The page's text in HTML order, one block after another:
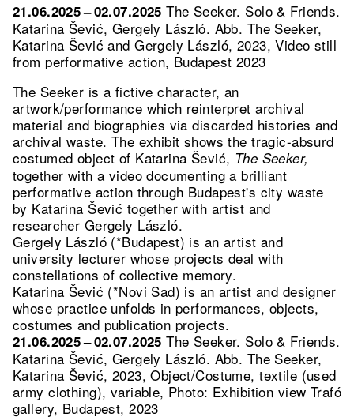
21.06.2025 – 02.07.2025The Seeker. Solo & Friends.
Katarina Šević, Gergely László. Abb. The Seeker,
Katarina Šević and Gergely László, 2023, Video still
from performative action, Budapest 2023
The Seeker is a fictive character, an
artwork/performance which reinterpret archival
material and biographies via discarded histories and
archival waste. The exhibit shows the tragic-absurd
costumed object of Katarina Šević, The Seeker,
together with a video documenting a brilliant
performative action through Budapest's city waste
by Katarina Šević together with artist and
researcher Gergely László.
Gergely László (*Budapest) is an artist and
university lecturer whose projects deal with
constellations of collective memory.
Katarina Šević (*Novi Sad) is an artist and designer
whose practice unfolds in performances, objects,
costumes and publication projects.
21.06.2025 – 02.07.2025The Seeker. Solo & Friends.
Katarina Šević, Gergely László. Abb. The Seeker,
Katarina Šević, 2023, Object/Costume, textile (used
army clothing), variable, Photo: Exhibition view Trafó
gallery, Budapest, 2023